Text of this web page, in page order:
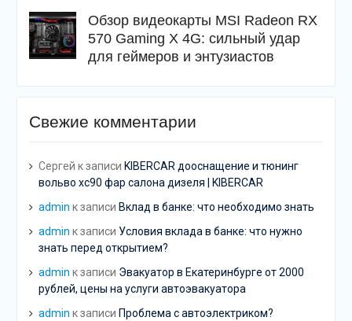
Обзор видеокарты MSI Radeon RX
570 Gaming X 4G: сильный удар
для геймеров и энтузиастов
Свежие комментарии
Сергей к записи KIBERCAR дооснащение и тюнинг
вольво хс90 фар салона дизеля | KIBERCAR
admin к записи Вклад в банке: что необходимо знать
admin к записи Условия вклада в банке: что нужно
знать перед открытием?
admin к записи Эвакуатор в Екатеринбурге от 2000
рублей, цены на услуги автоэвакуатора
admin к записи Проблема с автоэлектриком?